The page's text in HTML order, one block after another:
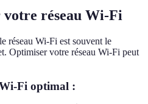
réseau Wi-Fi
réseau Wi-Fi est souvent le
Optimiser votre réseau Wi-Fi peut
Fi optimal :